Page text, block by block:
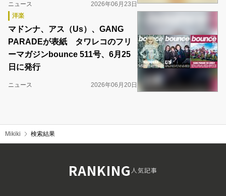
ニュース
2026年06月23日
洋楽
マドンナ、アス（Us）、GANG
PARADEが表紙 タワレコのフリ
ーマガジンbounce 511号、6月25
日に発行
ニュース 2026年06月20日
Mikiki 検索結果
RANKING人気記事